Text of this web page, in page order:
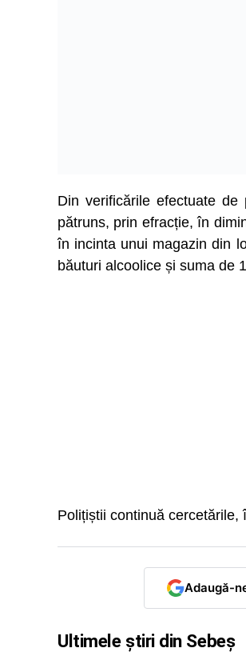
Din verificările efectuate
pătruns, prin efracție, în
în incinta unui magazin din
băuturi alcoolice și suma de
Polițiștii continuă
Adaugă-
Ultimele știri din Sebeș